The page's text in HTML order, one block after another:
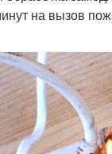
на вызов